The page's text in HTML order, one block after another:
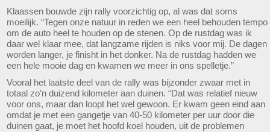
Klaassen bouwde zijn rally voorzichtig op, al was dat soms
moeilijk. “Tegen onze natuur in reden we een heel behouden tempo
om de auto heel te houden op de stenen. Op de rustdag was ik
daar wel klaar mee, dat langzame rijden is niks voor mij. De dagen
worden langer, je finisht in het donker. Na de rustdag hadden we
een hele mooie dag en kwamen we meer in ons spelletje.”
Vooral het laatste deel van de rally was bijzonder zwaar met in
totaal zo’n duizend kilometer aan duinen. “Dat was relatief nieuw
voor ons, maar dan loopt het wel gewoon. Er kwam geen eind aan
omdat je met een gangetje van 40-50 kilometer per uur door die
duinen gaat, je moet het hoofd koel houden, uit de problemen